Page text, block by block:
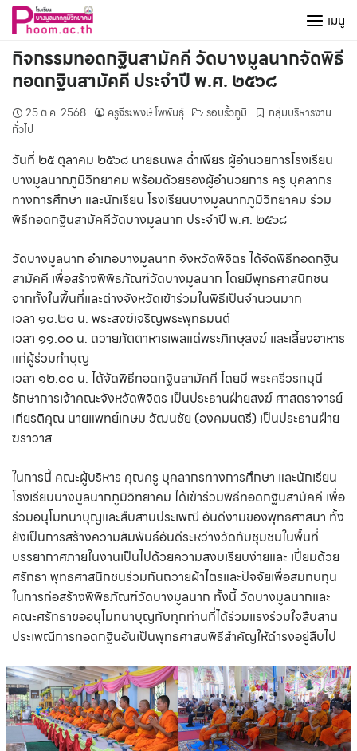
Skip
content
เมนู
กิจกรรมทอดกฐินสามัคคี วัดบางมูลนากจัดพิธี
ทอดกฐินสามัคคี ประจำปี พ.ศ. ๒๕๖๘
25 ต.ค. 2568 ครูจีระพงษ์ โพพันธุ์ รอบรั้วภูมิ
กลุ่มบริหารงาน
ทั่วไป
วันที่ ๒๕ ตุลาคม ๒๕๖๘ นายธนพล ฉ่ำเพียร ผู้อำนวยการโรงเรียน
บางมูลนากภูมิวิทยาคม พร้อมด้วยรองผู้อำนวยการ ครู บุคลากร
ทางการศึกษา และนักเรียน โรงเรียนบางมูลนากภูมิวิทยาคม ร่วม
พิธีทอดกฐินสามัคคีวัดบางมูลนาก ประจำปี พ.ศ. ๒๕๖๘
วัดบางมูลนาก อำเภอบางมูลนาก จังหวัดพิจิตร ได้จัดพิธีทอดกฐิน
สามัคคี เพื่อสร้างพิพิธภัณฑ์วัดบางมูลนาก โดยมีพุทธศาสนิกชน
จากทั้งในพื้นที่และต่างจังหวัดเข้าร่วมในพิธีเป็นจำนวนมาก
เวลา ๑๐.๒๐ น. พระสงฆ์เจริญพระพุทธมนต์
เวลา ๑๑.๐๐ น. ถวายภัตตาหารเพลแด่พระภิกษุสงฆ์ และเลี้ยงอาหาร
แก่ผู้ร่วมทำบุญ
เวลา ๑๒.๐๐ น. ได้จัดพิธีทอดกฐินสามัคคี โดยมี พระศรีวรกมุนี
รักษาการเจ้าคณะจังหวัดพิจิตร เป็นประธานฝ่ายสงฆ์ ศาสตราจารย์
เกียรติคุณ นายแพทย์เกษม วัฒนชัย (องคมนตรี) เป็นประธานฝ่าย
ฆราวาส
ในการนี้ คณะผู้บริหาร คุณครู บุคลากรทางการศึกษา และนักเรียน
โรงเรียนบางมูลนากภูมิวิทยาคม ได้เข้าร่วมพิธีทอดกฐินสามัคคี เพื่อ
ร่วมอนุโมทนาบุญและสืบสานประเพณี อันดีงามของพุทธศาสนา ทั้ง
ยังเป็นการสร้างความสัมพันธ์อันดีระหว่างวัดกับชุมชนในพื้นที่
บรรยากาศภายในงานเป็นไปด้วยความสงบเรียบง่ายและ เปี่ยมด้วย
ศรัทธา พุทธศาสนิกชนร่วมกันถวายผ้าไตรและปัจจัยเพื่อสมทบทุน
ในการก่อสร้างพิพิธภัณฑ์วัดบางมูลนาก ทั้งนี้ วัดบางมูลนากและ
คณะศรัทธาขออนุโมทนาบุญกับทุกท่านที่ได้ร่วมแรงร่วมใจสืบสาน
ประเพณีการทอดกฐินอันเป็นพุทธศาสนพิธีสำคัญให้ดำรงอยู่สืบไป